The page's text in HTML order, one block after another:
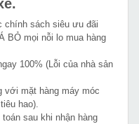
chính sách siêu ưu đãi
BỎ mọi nỗi lo mua hàng
100% (Lỗi của nhà sản
với mặt hàng máy móc
hao).
sau khi nhận hàng